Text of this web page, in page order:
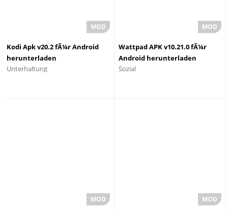
Kodi Apk v20.2 fÃ¼r Android
herunterladen
Unterhaltung
Wattpad APK v10.21.0 fÃ¼r
Android herunterladen
Sozial